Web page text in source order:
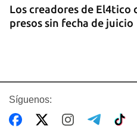
Los creadores de El4tico
presos sin fecha de juicio
Síguenos: